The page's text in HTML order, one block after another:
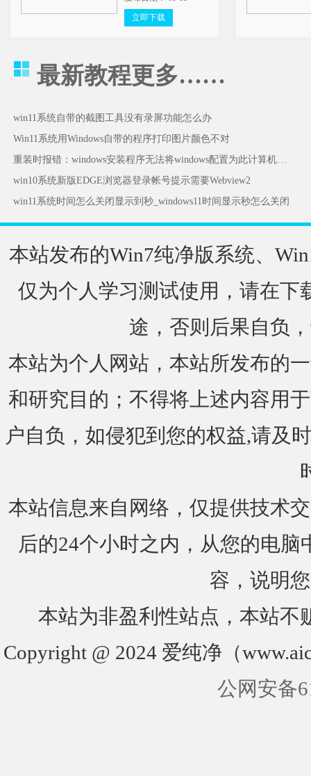
立即下载
最新教程更多……
win11系统自带的截图工具没有录屏功能怎么办
Win11系统用Windows自带的程序打印图片颜色不对
重装时报错：windows安装程序无法将windows配置为此计算机的硬件运行怎么办
win10系统新版EDGE浏览器登录帐号提示需要Webview2
win11系统时间怎么关闭显示到秒_windows11时间显示秒怎么关闭
本站发布的Win7纯净版系统、
仅为个人学习测试使用，请在下
途，否则后果自负
本站为个人网站，本站所发布的
和研究目的；不得将上述内容用
户自负，如侵犯到您的权益,请及
本站信息来自网络，仅提供技术
后的24个小时之内，从您的电
容，说明
本站为非盈利性站点，本站不
Copyright @ 2024 爱纯净（
公网安备